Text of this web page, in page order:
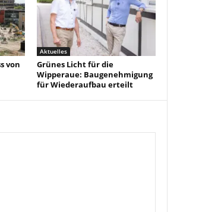
von
Aktuelles
Grünes Licht für die
Wipperaue: Baugenehmigung
für Wiederaufbau erteilt